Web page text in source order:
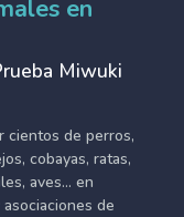
en
Miwuki
cientos de perros,
cobayas, ratas,
aves... en
de